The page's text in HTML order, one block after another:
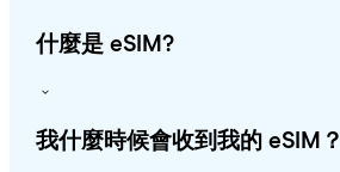
什麼是 eSIM?
我什麼時候會收到我的 eSIM？